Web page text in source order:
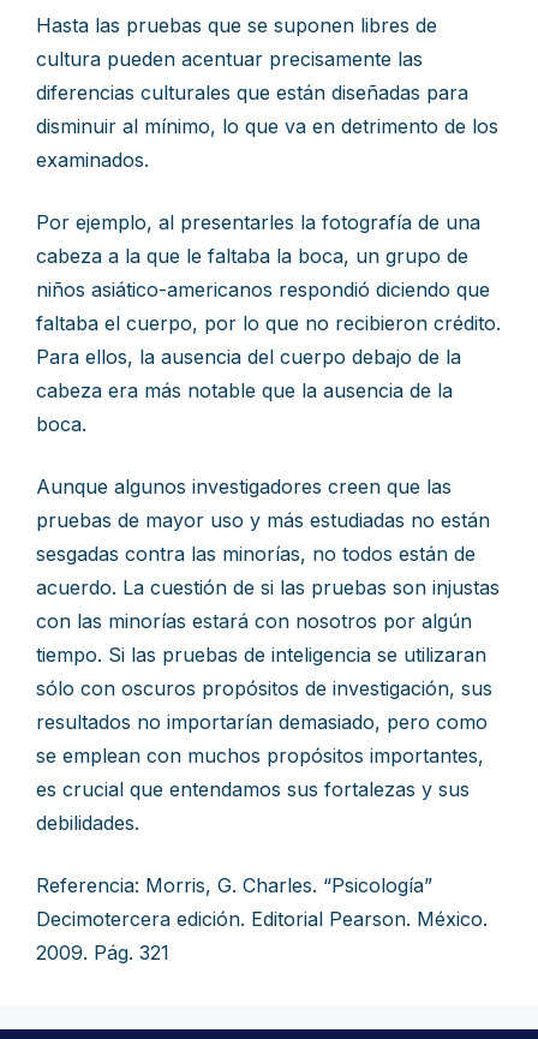
Hasta las pruebas que se suponen libres de
cultura pueden acentuar precisamente las
diferencias culturales que están diseñadas para
disminuir al mínimo, lo que va en detrimento de los
examinados.
Por ejemplo, al presentarles la fotografía de una
cabeza a la que le faltaba la boca, un grupo de
niños asiático-americanos respondió diciendo que
faltaba el cuerpo, por lo que no recibieron crédito.
Para ellos, la ausencia del cuerpo debajo de la
cabeza era más notable que la ausencia de la
boca.
Aunque algunos investigadores creen que las
pruebas de mayor uso y más estudiadas no están
sesgadas contra las minorías, no todos están de
acuerdo. La cuestión de si las pruebas son injustas
con las minorías estará con nosotros por algún
tiempo. Si las pruebas de inteligencia se utilizaran
sólo con oscuros propósitos de investigación, sus
resultados no importarían demasiado, pero como
se emplean con muchos propósitos importantes,
es crucial que entendamos sus fortalezas y sus
debilidades.
Referencia: Morris, G. Charles. “Psicología”
Decimotercera edición. Editorial Pearson. México.
2009. Pág. 321